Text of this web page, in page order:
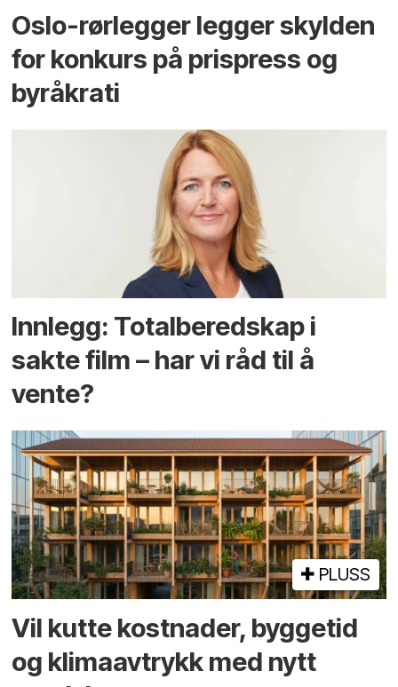
Oslo-rørlegger legger skylden
for konkurs på prispress og
byråkrati
Innlegg: Totalberedskap i
sakte film – har vi råd til å
vente?
PLUSS
Vil kutte kostnader, byggetid
og klima­avtrykk med nytt